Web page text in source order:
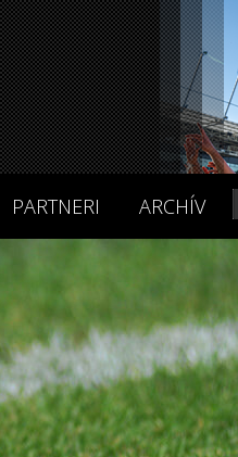
PARTNERI ARCHÍV